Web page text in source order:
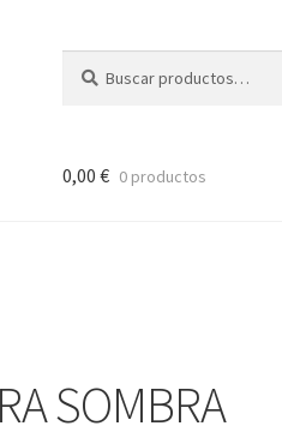
por:
0,00 € 0 productos
SOMBRA